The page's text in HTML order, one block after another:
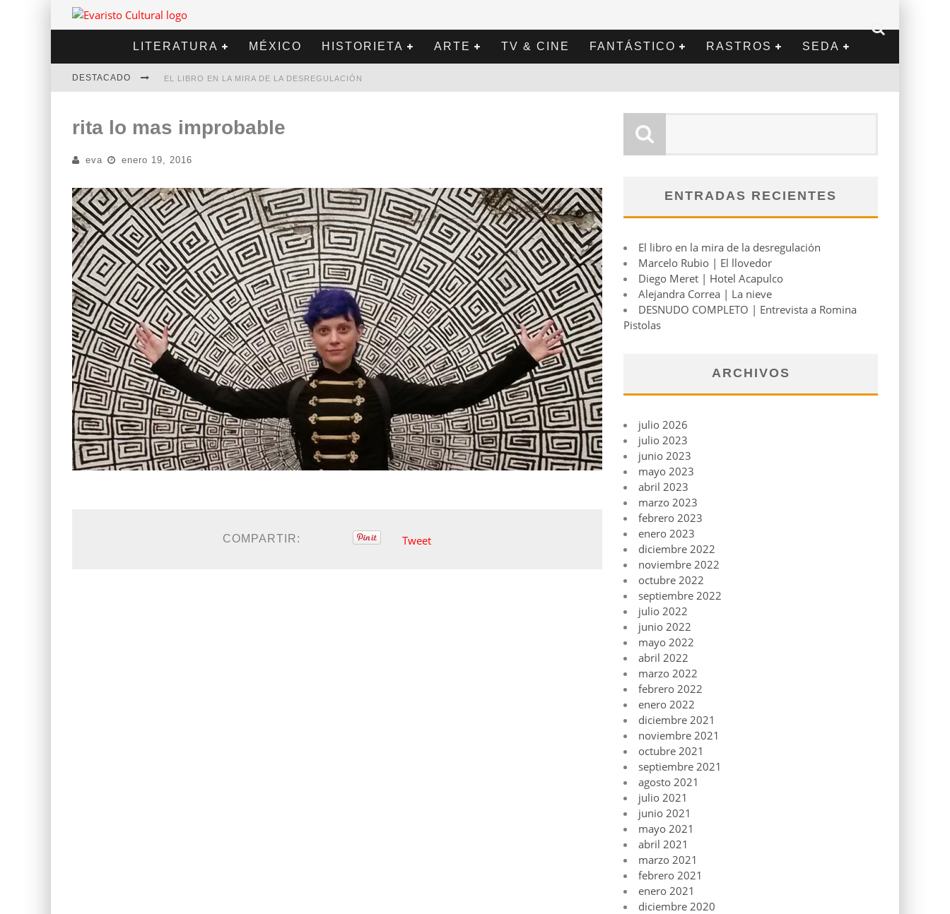
LITERATURA MÉXICO HISTORIETA ARTE TV & CINE FANTÁSTICO RASTROS SEDA
DESTACADO EL LIBRO EN LA MIRA DE LA DESREGULACIÓN
DIEGO MERET | HOTEL ACAPULCO
ALEJANDRA CORREA | LA NIEVE
rita lo mas improbable
eva enero 19, 2016
COMPARTIR: Tweet
ENTRADAS RECIENTES
El libro en la mira de la desregulación
Marcelo Rubio | El llovedor
Diego Meret | Hotel Acapulco
Alejandra Correa | La nieve
DESNUDO COMPLETO | Entrevista a Romina
Pistolas
ARCHIVOS
julio 2026
julio 2023
junio 2023
mayo 2023
abril 2023
marzo 2023
febrero 2023
enero 2023
diciembre 2022
noviembre 2022
octubre 2022
septiembre 2022
julio 2022
junio 2022
mayo 2022
abril 2022
marzo 2022
febrero 2022
enero 2022
diciembre 2021
noviembre 2021
octubre 2021
septiembre 2021
agosto 2021
julio 2021
junio 2021
mayo 2021
abril 2021
marzo 2021
febrero 2021
enero 2021
diciembre 2020